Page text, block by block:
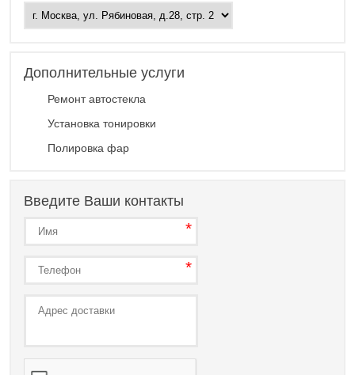
Дополнительные услуги
Ремонт автостекла
Установка тонировки
Полировка фар
Введите Ваши контакты